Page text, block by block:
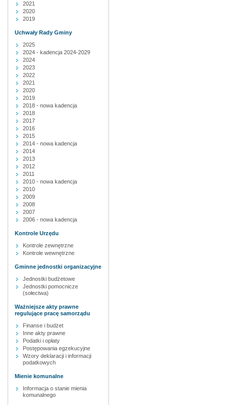
2021
2020
2019
Uchwały Rady Gminy
2025
2024 - kadencja 2024-2029
2024
2023
2022
2021
2020
2019
2018 - nowa kadencja
2018
2017
2016
2015
2014 - nowa kadencja
2014
2013
2012
2011
2010 - nowa kadencja
2010
2009
2008
2007
2006 - nowa kadencja
Kontrole Urzędu
Kontrole zewnętrzne
Kontrole wewnętrzne
Gminne jednostki organizacyjne
Jednostki budżetowe
Jednostki pomocnicze
(sołectwa)
Ważniejsze akty prawne
regulujące pracę samorządu
Finanse i budżet
Inne akty prawne
Podatki i opłaty
Postępowania egzekucyjne
Wzory deklaracji i informacji
podatkowych
Mienie komunalne
Informacja o stanie mienia
komunalnego